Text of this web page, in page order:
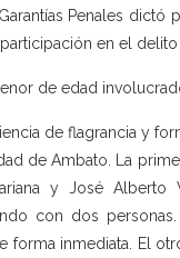
Penales dictó
en el delito
de edad
de flagrancia y
de Ambato. La
y José
con dos
forma inmediata. El